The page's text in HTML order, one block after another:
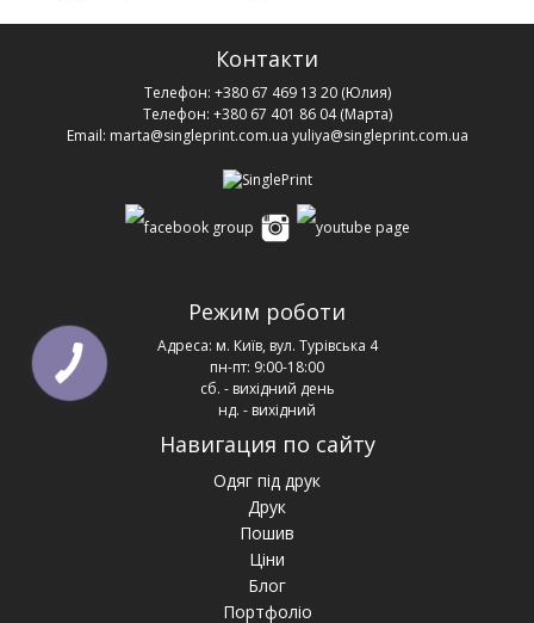
Контакти
Телефон: +380 67 469 13 20(Юлия)
Телефон: +380 67 401 86 04(Марта)
Email: marta@singleprint.com.ua yuliya@singleprint.com.ua
Режим роботи
Адреса: м. Київ, вул. Турівська 4
пн-пт: 9:00-18:00
сб. - вихідний день
нд. - вихідний
Навигация по сайту
Одяг під друк
Друк
Пошив
Ціни
Блог
Портфоліо